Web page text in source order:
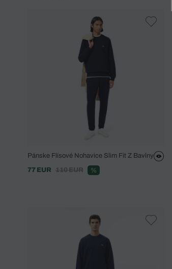
Nohavice
Športové oblečenie
Special Offer
Pánske Flísové Nohavice Slim Fit Z Bavlny
77 EUR
110 EUR %